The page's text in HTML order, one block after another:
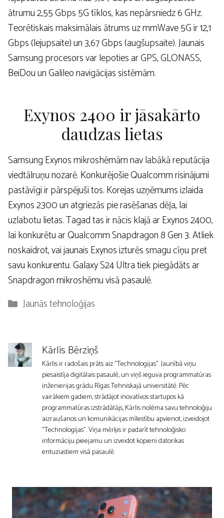
ātrumu 2,55 Gbps 5G tīklos, kas nepārsniedz 6 GHz.
Teorētiskais maksimālais ātrums uz mmWave 5G ir 12,1
Gbps (lejupsaite) un 3,67 Gbps (augšupsaite). Jaunais
Samsung procesors var lepoties ar GPS, GLONASS,
BeiDou un Galileo navigācijas sistēmām.
Exynos 2400 ir jāsakārto
daudzas lietas
Samsung Exynos mikroshēmām nav labākā reputācija
viedtālruņu nozarē. Konkurējošie Qualcomm risinājumi
pastāvīgi ir pārspējuši tos. Korejas uzņēmums izlaida
Exynos 2300 un atgriezās pie rasēšanas dēļa, lai
uzlabotu lietas. Tagad tas ir nācis klajā ar Exynos 2400,
lai konkurētu ar Qualcomm Snapdragon 8 Gen 3. Atliek
noskaidrot, vai jaunais Exynos izturēs smagu cīņu pret
savu konkurentu. Galaxy S24 Ultra tiek piegādāts ar
Snapdragon mikroshēmu visā pasaulē.
Kategorijas
Jaunās tehnoloģijas
Kārlis Bērziņš
Kārlis ir radošais prāts aiz "Technologijas". Jaunībā viņu
piesaistīja digitālais pasaulē, un viņš ieguva programmatūras
inženierijas grādu Rīgas Tehniskajā universitātē. Pēc
vairākiem gadiem, strādājot inovatīvos startupos kā
programmatūras izstrādātājs, Kārlis nolēma savu tehnoloģiju
aizraušanos un komunikācijas mīlestību apvienot, izveidojot
"Technologijas". Viņa mērķis ir padarīt tehnoloģisko
informāciju pieejamu un izveidot kopieni datorikas
entuziastiem visā pasaulē.